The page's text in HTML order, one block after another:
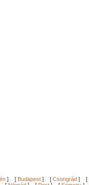
] [ Budapest ] [ Csongrád ] [